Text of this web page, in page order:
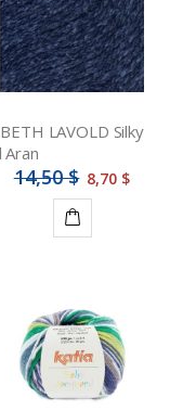
LAVOLD Silky
Aran
14,50 $ 8,70 $